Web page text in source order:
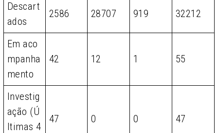
Descart
ados
2586 28707 919 32212
Em aco
mpanha
mento
42 12 1 55
Investig
ação (Ú
ltimas 4
47 0 0 47